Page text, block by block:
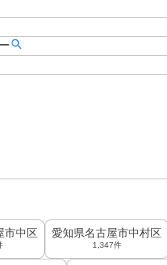
市中区 愛知県名古屋市中村区
1,347件